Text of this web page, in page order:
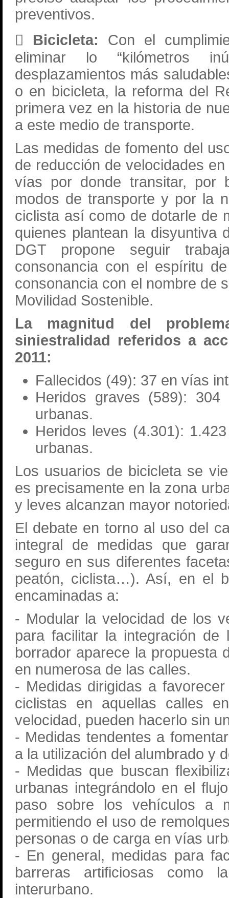
preventivos.
 Bicicleta: Con el
eliminar lo “kilómetros
desplazamientos más
o en bicicleta, la reforma del
primera vez en la historia de
a este medio de transporte.
Las medidas de fomento del
de reducción de velocidades
vías por donde transitar, por
modos de transporte y por la
ciclista así como de dotarle de
quienes plantean la disyuntiva
DGT propone seguir
consonancia con el espíritu
consonancia con el nombre de
Movilidad Sostenible.
La magnitud del
siniestralidad referidos a
2011:
Fallecidos (49): 37 en vías
Heridos graves (589):
urbanas.
Heridos leves (4.301):
urbanas.
Los usuarios de bicicleta se
es precisamente en la zona
y leves alcanzan mayor
El debate en torno al uso del
integral de medidas que
seguro en sus diferentes
peatón, ciclista…). Así, en el
encaminadas a:
- Modular la velocidad de los
para facilitar la integración
borrador aparece la propuesta
en numerosa de las calles.
- Medidas dirigidas a
ciclistas en aquellas calles
velocidad, pueden hacerlo sin
- Medidas tendentes a
a la utilización del alumbrado y
- Medidas que buscan
urbanas integrándolo en el
paso sobre los vehículos a
permitiendo el uso de
personas o de carga en vías
- En general, medidas para
barreras artificiosas como
interurbano.